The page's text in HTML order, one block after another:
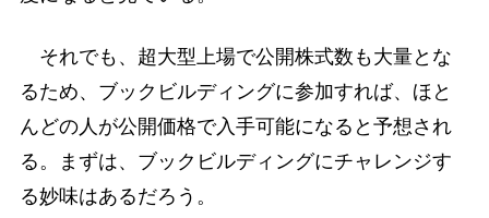
それでも、超大型上場で公開株式数も大量とな
るため、ブックビルディングに参加すれば、ほと
んどの人が公開価格で入手可能になると予想され
る。まずは、ブックビルディングにチャレンジす
る妙味はあるだろう。